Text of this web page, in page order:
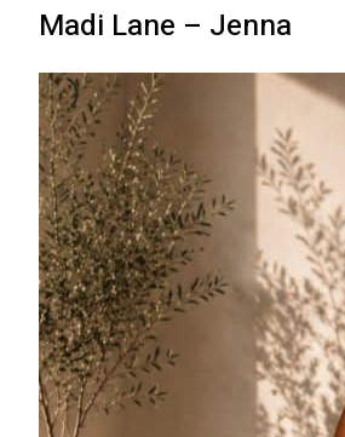
Madi Lane – Jenna